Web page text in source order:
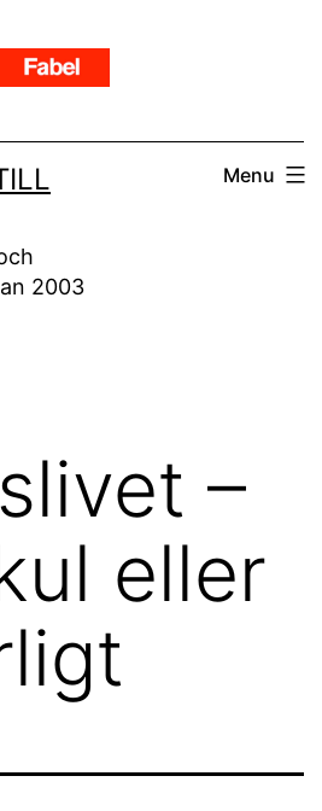
2003
Menu
–
eller